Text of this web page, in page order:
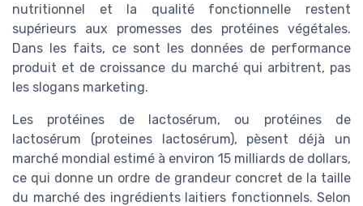
nutritionnel et la qualité fonctionnelle restent
supérieurs aux promesses des protéines végétales.
Dans les faits, ce sont les données de performance
produit et de croissance du marché qui arbitrent, pas
les slogans marketing.
Les protéines de lactosérum, ou protéines de
lactosérum (proteines lactosérum), pèsent déjà un
marché mondial estimé à environ 15 milliards de dollars,
ce qui donne un ordre de grandeur concret de la taille
du marché des ingrédients laitiers fonctionnels. Selon